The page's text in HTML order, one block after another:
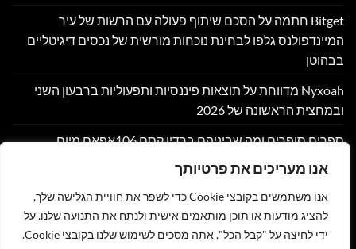
אנו מעריכים את פרטיותך
אנו משתמשים בקובצי Cookie כדי לשפר את חוויית הגלישה שלך,
להציג מודעות או תוכן מותאמים אישית ולנתח את התנועה שלנו. על
ידי לחיצה על "קבל הכל", אתה מסכים לשימוש שלנו בקובצי Cookie.
Bitget חתמה על הסכם שיתוף פעולה עם הרשות של עיר
המיינדפולנס גלפו לבחינת נוכחות מורשית של נכסים דיגיטליים
בבהוטן
Nyxoah מדווחת על תוצאות פיננסיות ותפעוליות ברבעון השני
ובמחצית הראשונה של 2026
ספרים סופרים ומה שביניהם ברדיו קסם 106אפאם מיום
שוק אסימוני המניות מזנק ב-140% ב-2026 בהתאם למיפוי השוק
במחקר חדש של DeFiLlama